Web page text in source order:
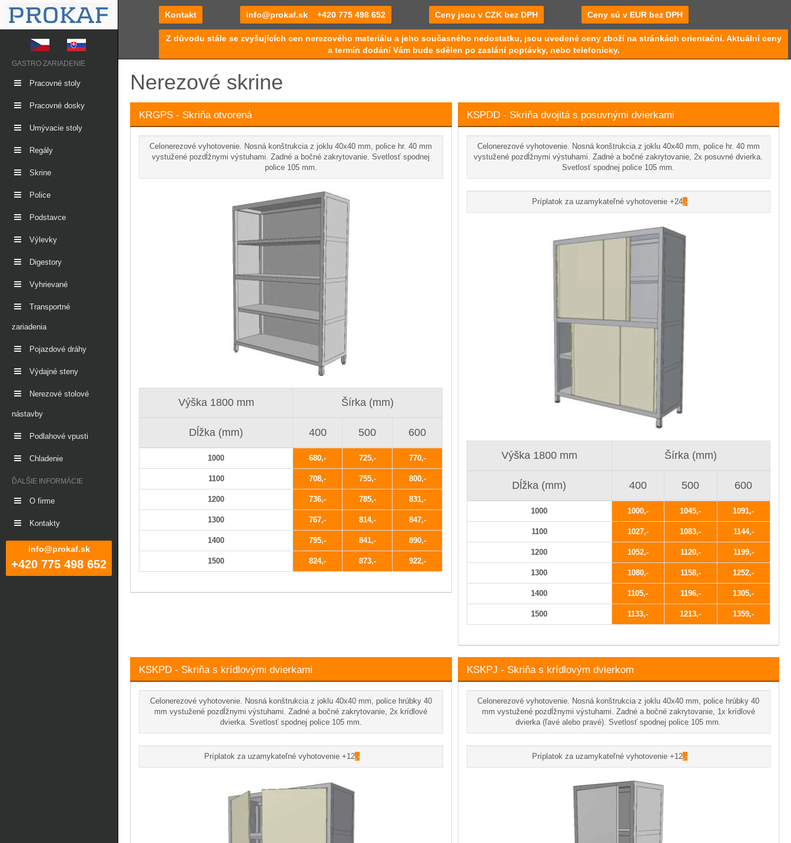
GASTRO ZARIADENIE
Pracovné stoly
Pracovné dosky
Umývacie stoly
Regály
Skrine
Police
Podstavce
Výlevky
Digestory
Vyhrievané
Transportné
zariadenia
Pojazdové dráhy
Výdajné steny
Nerezové stolové
nástavby
Podlahové vpusti
Chladenie
ĎALŠIE INFORMÁCIE
O firme
Kontakty
info@prokaf.sk
+420 775 498 652
Kontakt info@prokaf.sk +420 775 498 652 Ceny jsou v CZK bez DPH Ceny sú v EUR bez DPH
Z důvodu stále se zvyšujících cen nerezového materiálu a jeho současného nedostatku, jsou uvedené ceny zboží na stránkách orientační. Aktuální ceny
a termín dodání Vám bude sdělen po zaslání poptávky, nebo telefonicky.
Nerezové skrine
KRGPS - Skriňa otvorená
Celonerezové vyhotovenie. Nosná konštrukcia z joklu 40x40 mm, police hr. 40 mm
vystužené pozdĺžnymi výstuhami. Zadné a bočné zakrytovanie. Svetlosť spodnej
police 105 mm.
Výška 1800 mm Šírka (mm)
Dĺžka (mm) 400 500 600
1000 680 725 770
1100 708 755 800
1200 736 785 831
1300 767 814 847
1400 795 841 890
1500 824 873 922
KSPDD - Skriňa dvojitá s posuvnými dvierkami
Celonerezové vyhotovenie. Nosná konštrukcia z joklu 40x40 mm, police hr. 40 mm
vystužené pozdĺžnymi výstuhami. Zadné a bočné zakrytovanie, 2x posuvné dvierka.
Svetlosť spodnej police 105 mm.
Príplatok za uzamykateľné vyhotovenie +24
Výška 1800 mm Šírka (mm)
Dĺžka (mm) 400 500 600
1000 1000 1045 1091
1100 1027 1083 1144
1200 1052 1120 1199
1300 1080 1158 1252
1400 1105 1196 1305
1500 1133 1213 1359
KSKPD - Skriňa s krídlovými dvierkami
Celonerezové vyhotovenie. Nosná konštrukcia z joklu 40x40 mm, police hrúbky 40
mm vystužené pozdĺžnymi výstuhami. Zadné a bočné zakrytovanie, 2x krídlové
dvierka. Svetlosť spodnej police 105 mm.
Príplatok za uzamykateľné vyhotovenie +12
KSKPJ - Skriňa s krídlovým dvierkom
Celonerezové vyhotovenie. Nosná konštrukcia z joklu 40x40 mm, police hrúbky 40
mm vystužené pozdĺžnymi výstuhami. Zadné a bočné zakrytovanie, 1x krídlové
dvierka (ľavé alebo pravé). Svetlosť spodnej police 105 mm.
Príplatok za uzamykateľné vyhotovenie +12